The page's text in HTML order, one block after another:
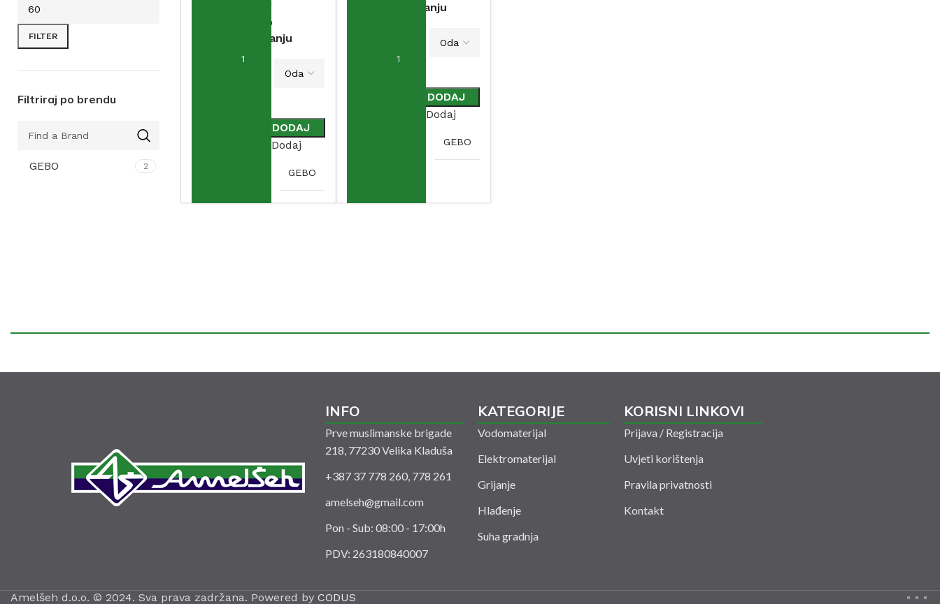
FILTER
Filtriraj po brendu
GEBO 2
fiting
GEBO
Na stanju
DODAJ
Dodaj
GEBO
Na stanju
DODAJ
Dodaj
GEBO
INFO
Prve muslimanske brigade
218, 77230 Velika Kladuša
+387 37 778 260, 778 261
amelseh@gmail.com
Pon - Sub: 08:00 - 17:00h
PDV: 263180840007
KATEGORIJE
Vodomaterijal
Elektromaterijal
Grijanje
Hlađenje
Suha gradnja
KORISNI LINKOVI
Prijava / Registracija
Uvjeti korištenja
Pravila privatnosti
Kontakt
Amelšeh d.o.o. © 2024. Sva prava zadržana. Powered by CODUS